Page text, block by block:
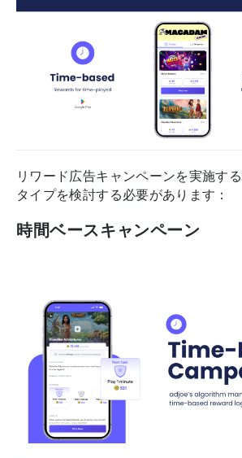
リワード広告キャンペーンを実施す
タイプを検討する必要があります：
時間ベースキャンペーン